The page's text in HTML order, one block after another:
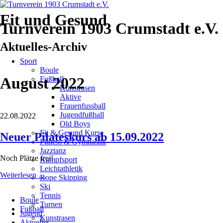
Turnverein 1903 Crumstadt e.V.
Navigation
überspringen
Sport
Boule
Fußball
Kunstrasen
Aktive
Frauenfussball
Jugendfußball
Old Boys
Fit & Gesund Kurse
Fitness & Gymnastik
Jazztanz
Kampfsport
Leichtathletik
Rope Skipping
Ski
Tennis
Turnen
Jugend
Fit und Gesund
Aktuelles-Archiv
August 2022
22.08.2022
Neuer Pilateskurs ab 15.09.2022
Noch Plätze frei!
Weiterlesen …Neuer
Pilateskurs
ab
15.09.2022
Navigation
überspringen
Boule
Fußball
Kunstrasen